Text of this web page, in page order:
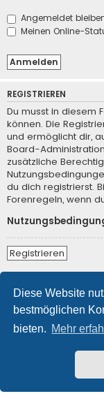
Diese Website
bestmöglichen
bieten. Mehr
Angemeldet
Meinen Online-
REGISTRIEREN
Du musst in diesem
können. Die
und ermöglicht dir,
Board-
zusätzliche
du dich registrierst.
Forenregeln, wenn
Registrieren
Foren-Übersicht